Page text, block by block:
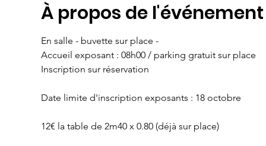
À propos de l'événement
En salle - buvette sur place -
Accueil exposant : 08h00 / parking gratuit sur place
Inscription sur réservation
Date limite d'inscription exposants : 18 octobre
12€ la table de 2m40 x 0.80 (déjà sur place)